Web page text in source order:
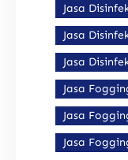
Jasa
Jasa
Jasa
Jasa
Jasa
Jasa